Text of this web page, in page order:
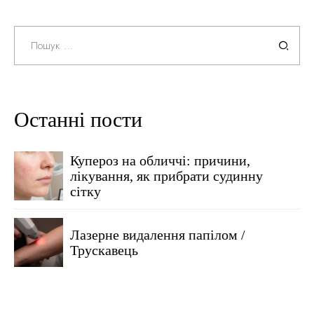
Останні пости
Купероз на обличчі: причини,
лікування, як прибрати судинну
сітку
Лазерне видалення папілом /
Трускавець